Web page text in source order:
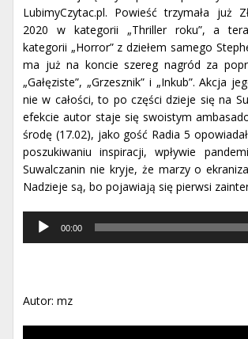
LubimyCzytac.pl. Powieść trzymała już
2020 w kategorii „Thriller roku”, a
kategorii „Horror” z dziełem samego
ma już na koncie szereg nagród za
„Gałęziste”, „Grzesznik” i „Inkub”. Akcja
nie w całości, to po części dzieje się na
efekcie autor staje się swoistym
środę (17.02), jako gość Radia 5
poszukiwaniu inspiracji, wpływie
Suwalczanin nie kryje, że marzy o
Nadzieje są, bo pojawiają się pierwsi
Odtwarzacz
muzyki
00:00
Autor: mz